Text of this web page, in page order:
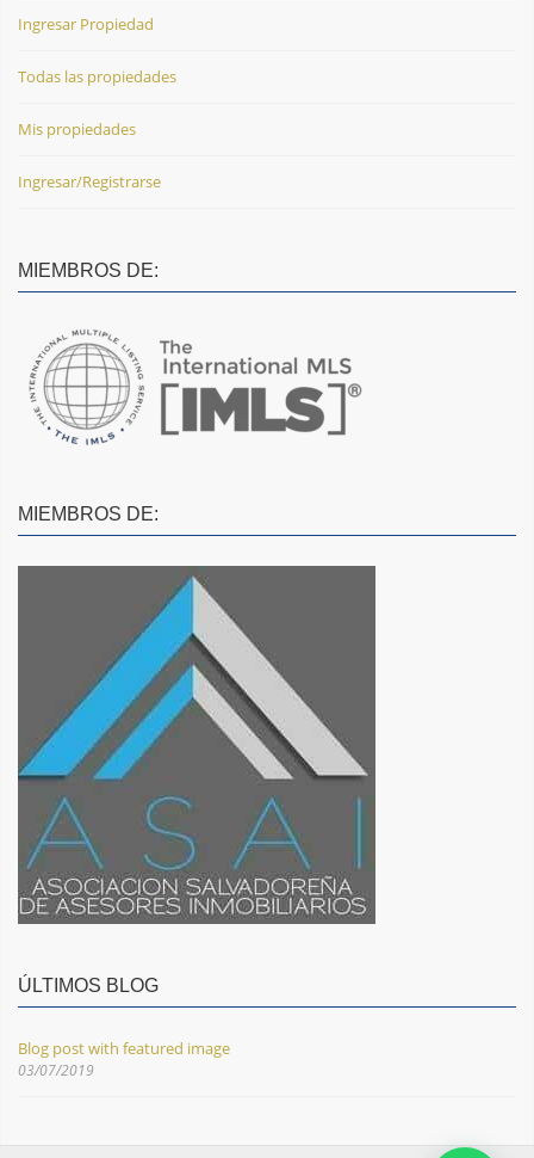
Ingresar Propiedad
Todas las propiedades
Mis propiedades
Ingresar/Registrarse
MIEMBROS DE:
MIEMBROS DE:
ÚLTIMOS BLOG
Blog post with featured image
03/07/2019